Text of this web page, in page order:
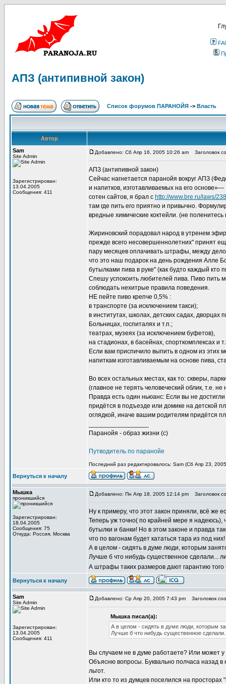
АПЗ (антипивной закон)
Список форумов ПАРАНОЙЯ -> Власть
Автор
Sam
Site Admin
Зарегистрирован:
13.04.2005
Сообщения: 411
Добавлено: Сб Апр 16, 2005 10:26 am Заголовок
АПЗ (антипивной закон)
Сейчас нагнетается паранойя вокруг АПЗ
и напитков, изготавливаемых на его
сотен сайтов, я брал с http://www.bre.ru/laws/
там где пить его приятно и привычно.
вредные химические коктейли. (не
Жириновский порадовал народ в утренем
прежде всего несовершеннолетних" принят
пару месяцев оплачивать штрафы, между
что это наш подарок на день рождения Алле
бутылками пива в руке" (как будто каждый кто
Спешу успокоить любителей пива. Пиво пить
соблюдать нехитрые правила поведения.
НЕ пейте пиво крепче 0,5% :
в транспорте (за исключением такси);
в институтах, школах, детских садах, дворцах
Больницах, госпиталях и т.п.;
театрах, музеях (за исключением буфетов),
на стадионах, в басейнах, спорткомплексах и
Если вам приспичило выпить в одном из этих
напиткам изготавливаемым на основе пива,
Во всех остальных местах, как то: скверы,
(главное не терять человеческий облик, т.е. не
Правда есть один ньюанс: Если вы не
придётся в подъезде или домике на детской
оглядкой, иначе вашим родителям придётся
Паранойя - образ жизни (с)
Путводитель по паранойе
Последний раз редактировалось: Sam (Сб Апр 23,
Вернуться к началу
Мышка
проникшийся
Зарегистрирован:
18.04.2005
Сообщения: 75
Откуда: Россия, Москва
Добавлено: Пн Апр 18, 2005 12:14 pm Заголовок
Ну к примеру, что этот закон приняли, всё же
Теперь уж точно( по крайней мере я надеюсь),
бутылки и банки! Но в этом законе и правда
что по вагонам будет кататься тара из под них!
А в целом - сидять в думе люди, которым
Лучше б что нибудь существенное сделали...
А штрафы таких размеров дают гарантию
Вернуться к началу
Sam
Site Admin
Зарегистрирован:
13.04.2005
Сообщения: 411
Добавлено: Ср Апр 20, 2005 7:43 pm Заголовок
Мышка писал(а):
А в целом - сидять в думе люди, которым
Лучше б что нибудь существенное
Вы случаем не в думе работаете? Или может у
Объясню вопросы. Буквально полчаса назад
льгот.
Или кто то из думцев поселился на